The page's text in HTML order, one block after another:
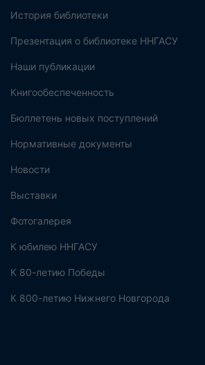
История библиотеки
Презентация о библиотеке ННГАСУ
Наши публикации
Книгообеспеченность
Бюллетень новых поступлений
Нормативные документы
Новости
Выставки
Фотогалерея
К юбилею ННГАСУ
К 80-летию Победы
К 800-летию Нижнего Новгорода